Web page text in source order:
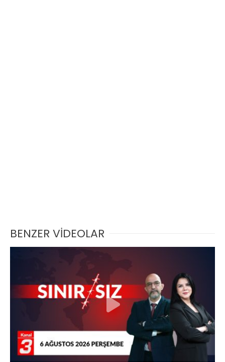
BENZER VİDEOLAR